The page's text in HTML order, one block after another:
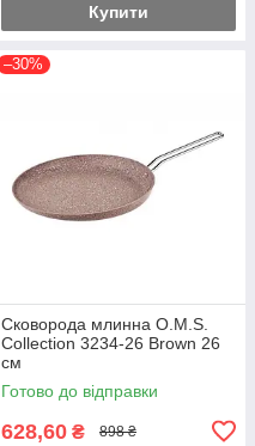
Купити
–30%
Сковорода млинна O.M.S.
Collection 3234-26 Brown 26
см
Готово до відправки
628,60 ₴ 898 ₴